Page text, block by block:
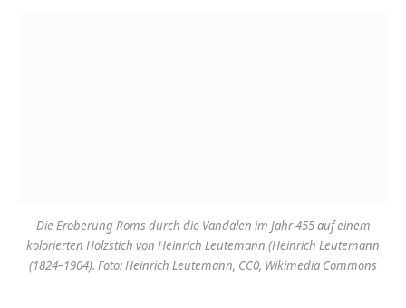
Die Eroberung Roms durch die Vandalen im Jahr 455 auf einem
kolorierten Holzstich von Heinrich Leutemann (Heinrich Leutemann
(1824–1904). Foto: Heinrich Leutemann, CC0, Wikimedia Commons